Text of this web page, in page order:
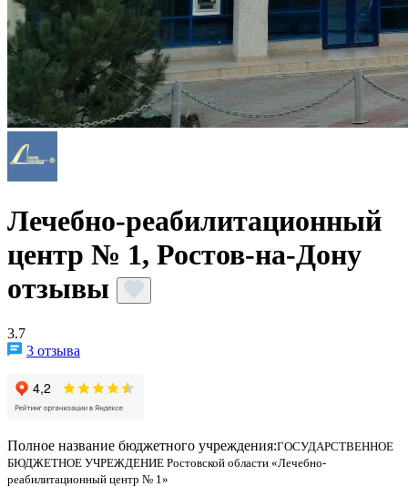
Лечебно-реабилитационный
центр № 1, Ростов-на-Дону
отзывы
3.7
3 отзыва
Полное название бюджетного учреждения:ГОСУДАРСТВЕННОЕ
БЮДЖЕТНОЕ УЧРЕЖДЕНИЕ Ростовской области «Лечебно-
реабилитационный центр № 1»